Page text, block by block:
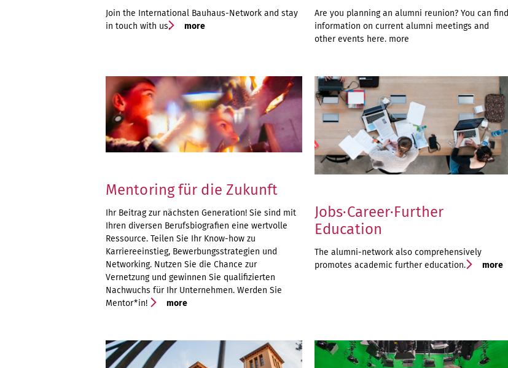
Join the International Bauhaus-Network and stay
in touch with us.
more
Are you planning an alumni reunion? You can find
information on current alumni meetings and
other events here. more
Mentoring für die Zukunft
Ihr Beitrag zur nächsten Generation! Sie sind mit
Ihren diversen Berufsbiografien eine wertvolle
Ressource. Teilen Sie Ihr Know-how zu
Karriereeinstieg, Bewerbungsstrategien und
Networking. Nutzen Sie die Chance zur
Vernetzung und gewinnen Sie qualifizierten
Nachwuchs für Ihr Unternehmen. Werden Sie
Mentor*in!
more
Jobs·Career·Further
Education
The alumni-network also comprehensively
promotes academic further education.
more